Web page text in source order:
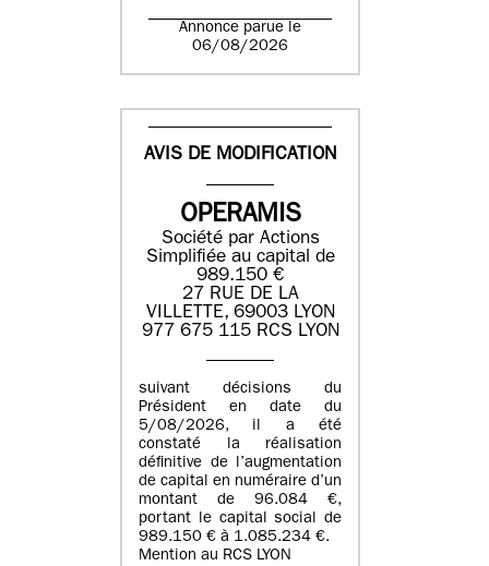
Annonce parue le
06/08/2026
AVIS DE MODIFICATION
OPERAMIS
Société par Actions
Simplifiée au capital de
989.150 €
27 RUE DE LA
VILLETTE, 69003 LYON
977 675 115 RCS LYON
suivant décisions du
Président en date du
5/08/2026, il a été
constaté la réalisation
définitive de l’augmentation
de capital en numéraire d’un
montant de 96.084 €,
portant le capital social de
989.150 € à 1.085.234 €.
Mention au RCS LYON